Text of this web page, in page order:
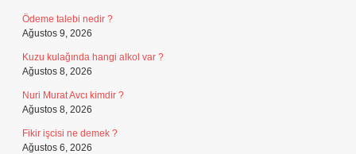
Ödeme talebi nedir ?
Ağustos 9, 2026
Kuzu kulağında hangi alkol var ?
Ağustos 8, 2026
Nuri Murat Avcı kimdir ?
Ağustos 8, 2026
Fikir işcisi ne demek ?
Ağustos 6, 2026